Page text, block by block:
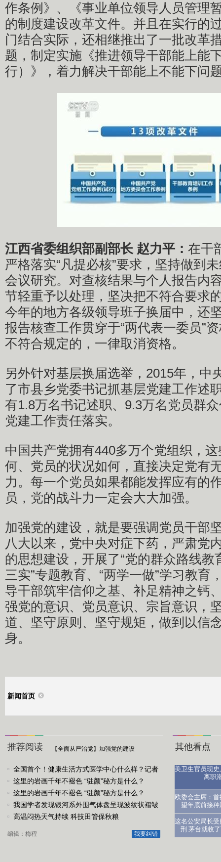
作条例》、《事业单位领导人员管理
的制度建设改革文件。并且在实行的
门结合实际，还相继推出了一批改革
题，制定实施《推进领导干部能上能
行）》，着力解决干部能上不能下问
江西省委组织部副部长 赵力平： 在干
严格落实“凡提必核”要求，坚持做到
会议研究。对查核结果与个人报告内
节轻重予以处理，坚决把不符合要求
今年的地方各级领导班子换届中，还
报告核查工作贯穿于“两代表一委员”
不符合规定的，一律取消资格。
另外针对基层换届选举，2015年，中
了市县乡党委书记抓基层党建工作述
有1.8万名书记述职、9.3万名党员群
党建工作责任落实。
中国共产党拥有440多万个党组织，
何、党员的状况如何，直接决定党有
力。每一个党员如果都能发挥应有的
员，党的战斗力一定会大大加强。
加强党的建设，就是要强调党员干部
八大以来，党中央对症下药，严肃党
的思想建设，开展了“党的群众路线教
三实”专题教育、“两学一做”学习教育
导干部筑牢信仰之基、补足精神之钙
强党的意识、党员意识、宗旨意识，
道、坚守原则、坚守规矩，做到以信
身。
新闻首页
推荐阅读 【全面从严治党】加强党的建设
全国首个！健康生活方式医学中心什么样？记者
探访
这里的岩画千年不褪色 “驻颜”秘方是什么？
这里的岩画千年不褪色 “驻颜”秘方是什么？
我国学者发现银河系外围气体盘呈现波纹状褶皱
结构
高温闷热天气持续 科技田管保秋粮
我要纠错
编辑：梅程
其他看点
美卫生官员现
离职
医生：让
欧委会主席：
望年底前接
这名公安局长
刑 茅台就收